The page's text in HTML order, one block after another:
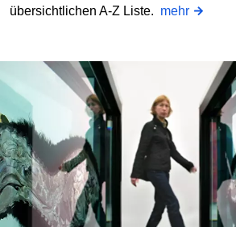
übersichtlichen A-Z Liste. mehr